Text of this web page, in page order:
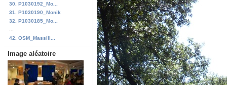
30. P1030192_Mo...
31. P1030190_Monik
32. P1030185_Mo...
42. OSM_Massill...
Image aléatoire